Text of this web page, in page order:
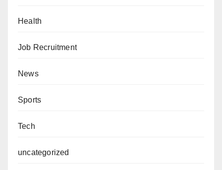
Health
Job Recruitment
News
Sports
Tech
uncategorized